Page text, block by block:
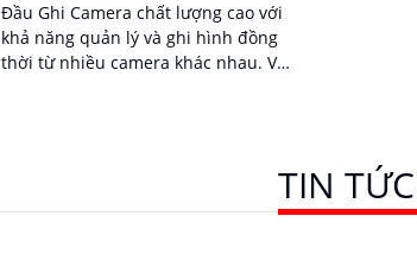
Đầu Ghi Camera chất lượng cao với
khả năng quản lý và ghi hình đồng
thời từ nhiều camera khác nhau. Với
TIN